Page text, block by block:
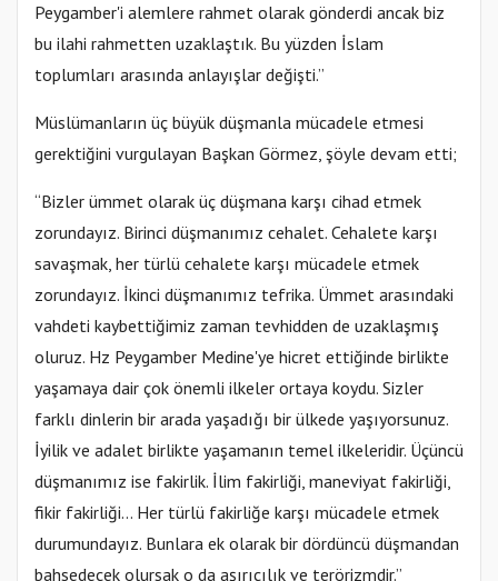
Peygamber'i alemlere rahmet olarak gönderdi ancak biz
bu ilahi rahmetten uzaklaştık. Bu yüzden İslam
toplumları arasında anlayışlar değişti.”
Müslümanların üç büyük düşmanla mücadele etmesi
gerektiğini vurgulayan Başkan Görmez, şöyle devam etti;
“Bizler ümmet olarak üç düşmana karşı cihad etmek
zorundayız. Birinci düşmanımız cehalet. Cehalete karşı
savaşmak, her türlü cehalete karşı mücadele etmek
zorundayız. İkinci düşmanımız tefrika. Ümmet arasındaki
vahdeti kaybettiğimiz zaman tevhidden de uzaklaşmış
oluruz. Hz Peygamber Medine'ye hicret ettiğinde birlikte
yaşamaya dair çok önemli ilkeler ortaya koydu. Sizler
farklı dinlerin bir arada yaşadığı bir ülkede yaşıyorsunuz.
İyilik ve adalet birlikte yaşamanın temel ilkeleridir. Üçüncü
düşmanımız ise fakirlik. İlim fakirliği, maneviyat fakirliği,
fikir fakirliği… Her türlü fakirliğe karşı mücadele etmek
durumundayız. Bunlara ek olarak bir dördüncü düşmandan
bahsedecek olursak o da aşırıcılık ve terörizmdir.”